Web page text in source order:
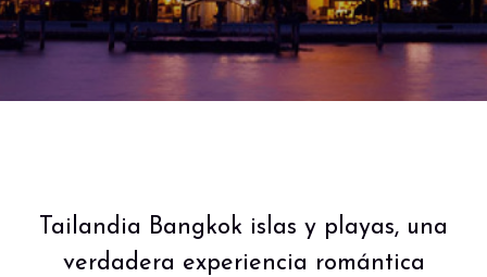
Tailandia Bangkok islas y playas, una
verdadera experiencia romántica